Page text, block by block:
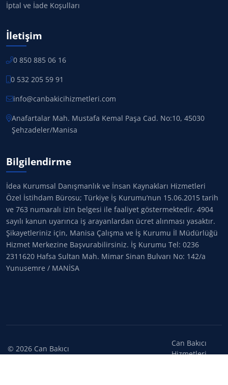
İptal ve İade Koşulları
İletişim
0 850 885 06 16
0 532 205 59 91
info@canbakicihizmetleri.com
Anafartalar Mah. Mustafa Kemal Paşa Cad. No:10, 45030
Şehzadeler/Manisa
Bilgilendirme
İdea Kurumsal Danışmanlık ve İnsan Kaynakları Hizmetleri
Özel İstihdam Bürosu; Türkiye İş Kurumu’nun 15.06.2015 tarih
ve 763 numaralı izin belgesi ile faaliyet göstermektedir. 4904
sayılı kanun uyarınca iş arayanlardan ücret alınması yasaktır.
Şikayetleriniz için, Manisa Çalışma ve İş Kurumu İl Müdürlüğü
Hizmet Merkezine Başvurabilirsiniz. İş Kurumu Tel: 0236
2311620 Hafsa Sultan Mah. Mimar Sinan Bulvarı No: 142/a
Yunusemre / MANİSA
© 2026Can Bakıcı
Can Bakıcı
Hizmetleri